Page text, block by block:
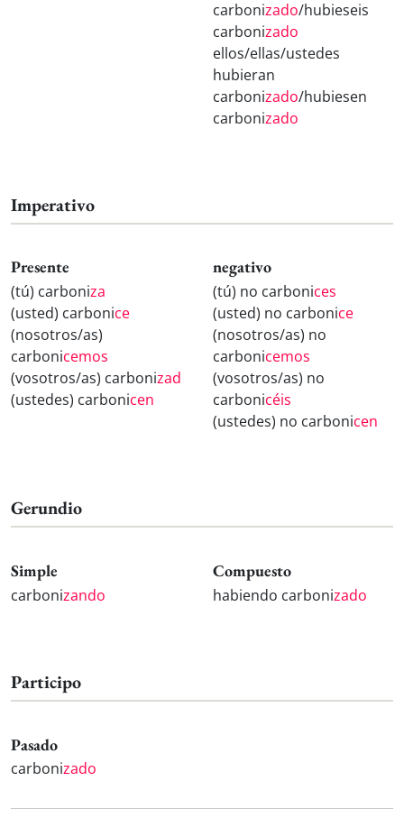
carbonizado/hubieseis
carbonizado
ellos/ellas/ustedes
hubieran
carbonizado/hubiesen
carbonizado
Imperativo
Presente
(tú) carboniza
(usted) carbonice
(nosotros/as)
carbonicemos
(vosotros/as) carbonizad
(ustedes) carbonicen
negativo
(tú) no carbonices
(usted) no carbonice
(nosotros/as) no
carbonicemos
(vosotros/as) no
carbonicéis
(ustedes) no carbonicen
Gerundio
Simple
carbonizando
Compuesto
habiendo carbonizado
Participo
Pasado
carbonizado